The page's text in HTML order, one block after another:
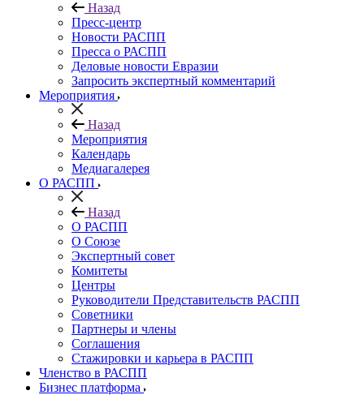
Назад
Пресс-центр
Новости РАСПП
Пресса о РАСПП
Деловые новости Евразии
Запросить экспертный комментарий
Мероприятия
Назад
Мероприятия
Календарь
Медиагалерея
О РАСПП
Назад
О РАСПП
О Союзе
Экспертный совет
Комитеты
Центры
Руководители Представительств РАСПП
Советники
Партнеры и члены
Соглашения
Стажировки и карьера в РАСПП
Членство в РАСПП
Бизнес платформа